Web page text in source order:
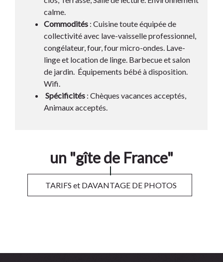
calme.
Commodités: Cuisine toute équipée de
collectivité avec lave-vaisselle professionnel,
congélateur, four, four micro-ondes. Lave-
linge et location de linge. Barbecue et salon
de jardin. Équipements bébé à disposition.
Wifi.
Spécificités: Chèques vacances acceptés,
Animaux acceptés.
un "gîte de France"
TARIFS et DAVANTAGE DE PHOTOS